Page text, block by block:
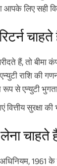
आपके लिए सही
चाहते
हैं, तो बीमा
राशि की
रूप से एन्युटी
वित्तीय सुरक्षा
चाहते
1961 के